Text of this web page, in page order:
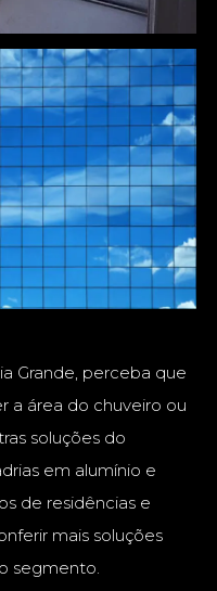
Grande, perceba que
a área do chuveiro ou
soluções do
em alumínio e
de residências e
mais soluções
segmento.